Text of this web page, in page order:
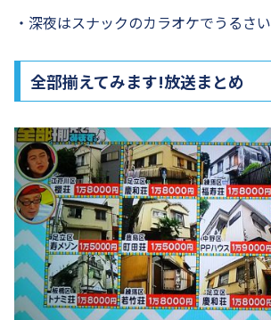
・深夜はスナックのカラオケでうるさい
全部揃えてみます!放送まとめ